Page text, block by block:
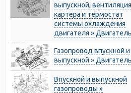
выпускной, вентиляция
картера и термостат
системы охлаждения
двигателя » Двигатель
Газопровод впускной и
выпускной » Двигатель
Впускной и выпускной
газопроводы »